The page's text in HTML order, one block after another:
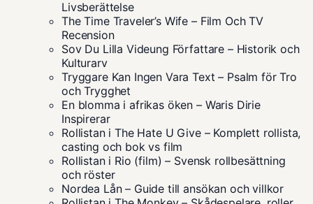
Livsberättelse
The Time Traveler’s Wife – Film Och TV
Recension
Sov Du Lilla Videung Författare – Historik och
Kulturarv
Tryggare Kan Ingen Vara Text – Psalm för Tro
och Trygghet
En blomma i afrikas öken – Waris Dirie
Inspirerar
Rollistan i The Hate U Give – Komplett rollista,
casting och bok vs film
Rollistan i Rio (film) – Svensk rollbesättning
och röster
Nordea Lån – Guide till ansökan och villkor